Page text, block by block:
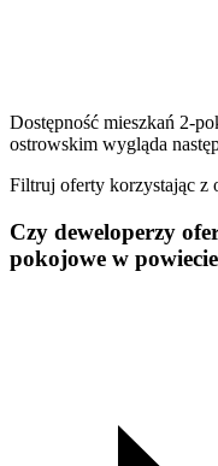
Dostępność mieszkań 2-
ostrowskim wygląda
Filtruj oferty korzystając z
Czy deweloperzy
pokojowe w